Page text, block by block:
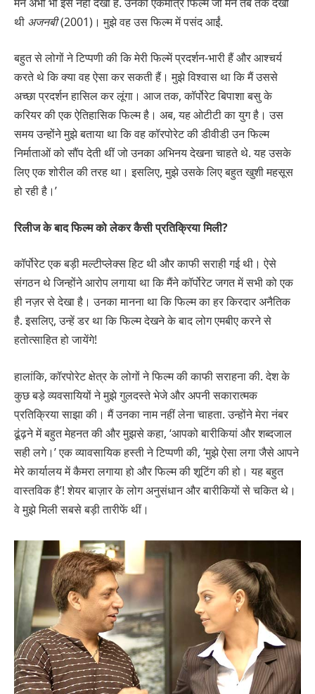
थी अजनबी(2001)। मुझे वह उस फिल्म में पसंद आईं.
बहुत से लोगों ने टिप्पणी की कि मेरी फिल्में प्रदर्शन-भारी हैं और आश्चर्य
करते थे कि क्या वह ऐसा कर सकती हैं। मुझे विश्वास था कि मैं उससे
अच्छा प्रदर्शन हासिल कर लूंगा। आज तक, कॉर्पोरेट बिपाशा बसु के
करियर की एक ऐतिहासिक फिल्म है। अब, यह ओटीटी का युग है। उस
समय उन्होंने मुझे बताया था कि वह कॉरपोरेट की डीवीडी उन फिल्म
निर्माताओं को सौंप देती थीं जो उनका अभिनय देखना चाहते थे. यह उसके
लिए एक शोरील की तरह था। इसलिए, मुझे उसके लिए बहुत खुशी महसूस
हो रही है।’
रिलीज के बाद फिल्म को लेकर कैसी प्रतिक्रिया मिली?
कॉर्पोरेट एक बड़ी मल्टीप्लेक्स हिट थी और काफी सराही गई थी। ऐसे
संगठन थे जिन्होंने आरोप लगाया था कि मैंने कॉर्पोरेट जगत में सभी को एक
ही नज़र से देखा है। उनका मानना ​​था कि फिल्म का हर किरदार अनैतिक
है. इसलिए, उन्हें डर था कि फिल्म देखने के बाद लोग एमबीए करने से
हतोत्साहित हो जायेंगे!
हालांकि, कॉरपोरेट क्षेत्र के लोगों ने फिल्म की काफी सराहना की. देश के
कुछ बड़े व्यवसायियों ने मुझे गुलदस्ते भेजे और अपनी सकारात्मक
प्रतिक्रिया साझा की। मैं उनका नाम नहीं लेना चाहता. उन्होंने मेरा नंबर
ढूंढ़ने में बहुत मेहनत की और मुझसे कहा, ‘आपको बारीकियां और शब्दजाल
सही लगे।’ एक व्यावसायिक हस्ती ने टिप्पणी की, ‘मुझे ऐसा लगा जैसे आपने
मेरे कार्यालय में कैमरा लगाया हो और फिल्म की शूटिंग की हो। यह बहुत
वास्तविक है’! शेयर बाज़ार के लोग अनुसंधान और बारीकियों से चकित थे।
वे मुझे मिली सबसे बड़ी तारीफें थीं।